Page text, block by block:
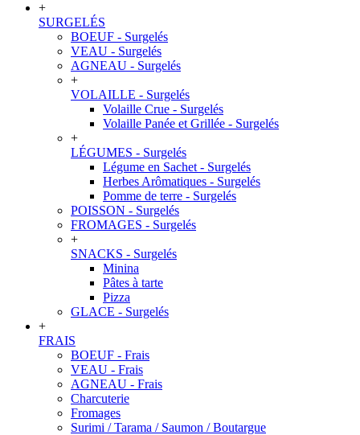
+
SURGELÉS
BOEUF - Surgelés
VEAU - Surgelés
AGNEAU - Surgelés
+
VOLAILLE - Surgelés
Volaille Crue - Surgelés
Volaille Panée et Grillée - Surgelés
+
LÉGUMES - Surgelés
Légume en Sachet - Surgelés
Herbes Arômatiques - Surgelés
Pomme de terre - Surgelés
POISSON - Surgelés
FROMAGES - Surgelés
+
SNACKS - Surgelés
Minina
Pâtes à tarte
Pizza
GLACE - Surgelés
+
FRAIS
BOEUF - Frais
VEAU - Frais
AGNEAU - Frais
Charcuterie
Fromages
Surimi / Tarama / Saumon / Boutargue